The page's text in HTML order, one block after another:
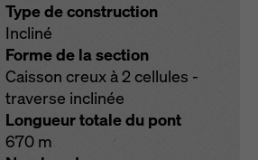
Type de construction
Incliné
Forme de la section
Caisson creux à 2 cellules -
traverse inclinée
Longueur totale du pont
670 m